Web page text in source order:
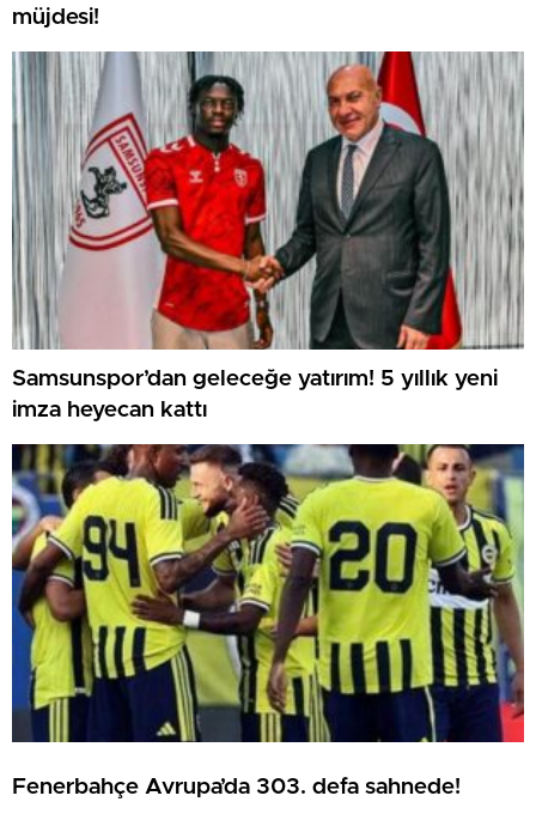
müjdesi!
Samsunspor’dan geleceğe yatırım! 5 yıllık yeni
imza heyecan kattı
Fenerbahçe Avrupa’da 303. defa sahnede!